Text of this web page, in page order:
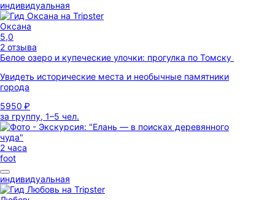
индивидуальная
Оксана
5,0
2 отзыва
Белое озеро и купеческие улочки: прогулка по Томску
Увидеть исторические места и необычные памятники
города
5950 ₽
за группу, 1–5 чел.
2 часа
foot
индивидуальная